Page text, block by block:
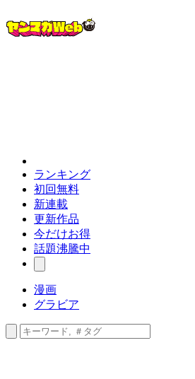
ランキング
初回無料
新連載
更新作品
今だけお得
話題沸騰中
漫画
グラビア